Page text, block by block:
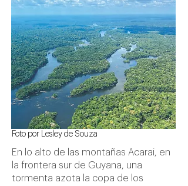
Foto por Lesley de Souza
En lo alto de las montañas Acarai, en
la frontera sur de Guyana, una
tormenta azota la copa de los